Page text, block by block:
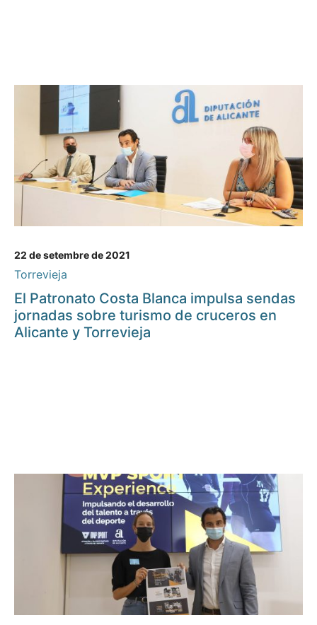
22 de setembre de 2021
Torrevieja
El Patronato Costa Blanca impulsa sendas
jornadas sobre turismo de cruceros en
Alicante y Torrevieja